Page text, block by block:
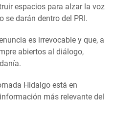
espacios para alzar la voz
se darán dentro del PRI.
es irrevocable y que, a
abiertos al diálogo,
Hidalgo está en
más relevante del